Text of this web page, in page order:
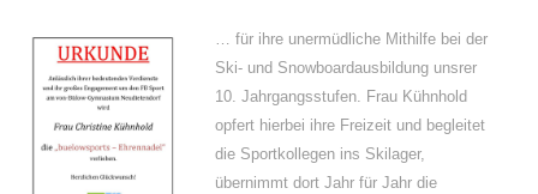
… für ihre unermüdliche Mithilfe bei der
Ski- und Snowboardausbildung unsrer
10. Jahrgangsstufen. Frau Kühnhold
opfert hierbei ihre Freizeit und begleitet
die Sportkollegen ins Skilager,
übernimmt dort Jahr für Jahr die